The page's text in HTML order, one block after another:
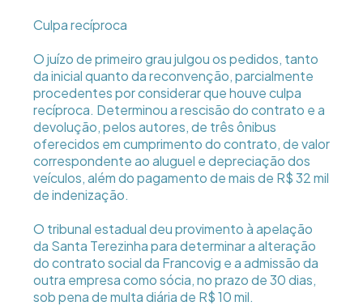
Culpa recíproca
O juízo de primeiro grau julgou os pedidos, tanto
da inicial quanto da reconvenção, parcialmente
procedentes por considerar que houve culpa
recíproca. Determinou a rescisão do contrato e a
devolução, pelos autores, de três ônibus
oferecidos em cumprimento do contrato, de valor
correspondente ao aluguel e depreciação dos
veículos, além do pagamento de mais de R$ 32 mil
de indenização.
O tribunal estadual deu provimento à apelação
da Santa Terezinha para determinar a alteração
do contrato social da Francovig e a admissão da
outra empresa como sócia, no prazo de 30 dias,
sob pena de multa diária de R$ 10 mil.